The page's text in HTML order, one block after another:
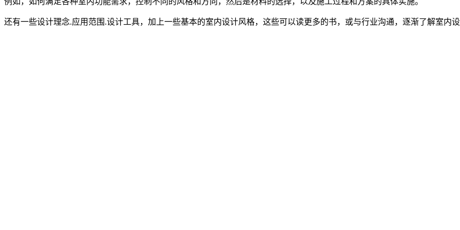
还有一些设计理念.应用范围.设计工具，加上一些基本的室内设计风格，这些可以读更多的书，或与行业沟通，逐渐了解室内设